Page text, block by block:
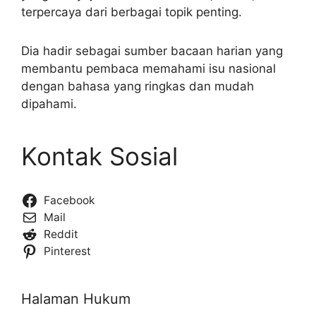
terpercaya dari berbagai topik penting.
Dia hadir sebagai sumber bacaan harian yang
membantu pembaca memahami isu nasional
dengan bahasa yang ringkas dan mudah
dipahami.
Kontak Sosial
Facebook
Mail
Reddit
Pinterest
Halaman Hukum